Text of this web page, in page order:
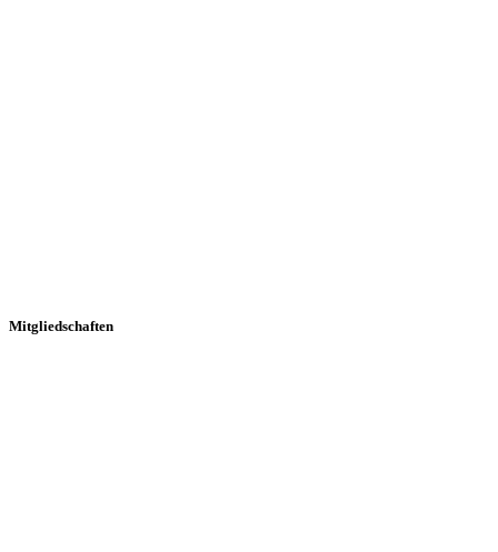
Mitgliedschaften